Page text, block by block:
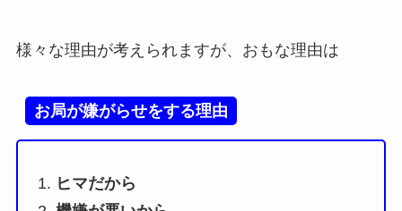
様々な理由が考えられますが、おもな理由は
お局が嫌がらせをする理由
ヒマだから